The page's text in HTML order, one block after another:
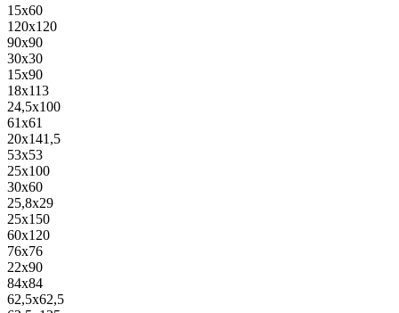
15x60
120x120
90x90
30x30
15x90
18x113
24,5x100
61x61
20x141,5
53x53
25x100
30x60
25,8x29
25x150
60x120
76x76
22x90
84x84
62,5x62,5